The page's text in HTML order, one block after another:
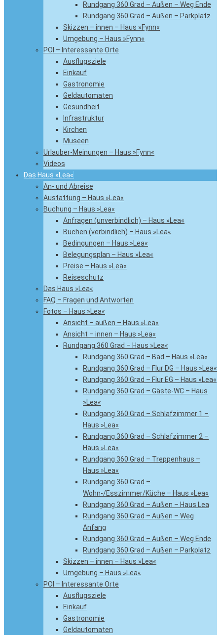
Rundgang 360 Grad – Außen – Weg Ende
Rundgang 360 Grad – Außen – Parkplatz
Skizzen – innen – Haus »Fynn«
Umgebung – Haus »Fynn«
POI – Interessante Orte
Ausflugsziele
Einkauf
Gastronomie
Geldautomaten
Gesundheit
Infrastruktur
Kirchen
Museen
Urlauber-Meinungen – Haus »Fynn«
Videos
Das Haus »Lea«
An- und Abreise
Austattung – Haus »Lea«
Buchung – Haus »Lea«
Anfragen (unverbindlich) – Haus »Lea«
Buchen (verbindlich) – Haus »Lea«
Bedingungen – Haus »Lea«
Belegungsplan – Haus »Lea«
Preise – Haus »Lea«
Reiseschutz
Das Haus »Lea«
FAQ – Fragen und Antworten
Fotos – Haus »Lea«
Ansicht – außen – Haus »Lea«
Ansicht – innen – Haus »Lea«
Rundgang 360 Grad – Haus »Lea«
Rundgang 360 Grad – Bad – Haus »Lea«
Rundgang 360 Grad – Flur DG – Haus »Lea«
Rundgang 360 Grad – Flur EG – Haus »Lea«
Rundgang 360 Grad – Gäste-WC – Haus
»Lea«
Rundgang 360 Grad – Schlafzimmer 1 –
Haus »Lea«
Rundgang 360 Grad – Schlafzimmer 2 –
Haus »Lea«
Rundgang 360 Grad – Treppenhaus –
Haus »Lea«
Rundgang 360 Grad –
Wohn-/Esszimmer/Küche – Haus »Lea«
Rundgang 360 Grad – Außen – Haus Lea
Rundgang 360 Grad – Außen – Weg
Anfang
Rundgang 360 Grad – Außen – Weg Ende
Rundgang 360 Grad – Außen – Parkplatz
Skizzen – innen – Haus »Lea«
Umgebung – Haus »Lea«
POI – Interessante Orte
Ausflugsziele
Einkauf
Gastronomie
Geldautomaten